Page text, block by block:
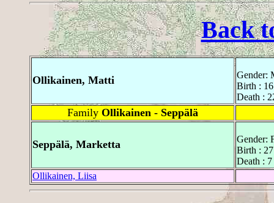
Back
Ollikainen, Matti
Gender:
Birth :
Death :
Family Ollikainen - Seppälä
Seppälä, Marketta
Gender:
Birth :
Death :
Ollikainen, Liisa